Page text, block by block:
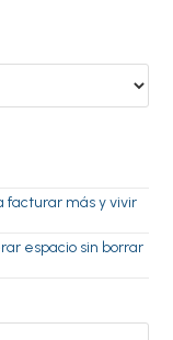
facturar más y vivir
espacio sin borrar